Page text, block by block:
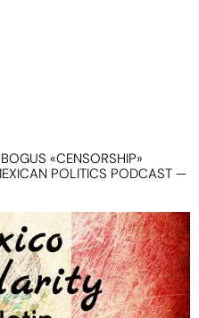
«CENSORSHIP»
POLITICS PODCAST —